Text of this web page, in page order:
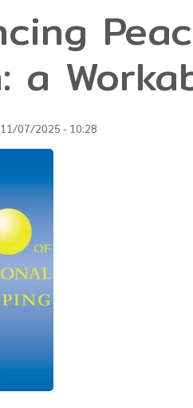
a
07/2025 - 10:28